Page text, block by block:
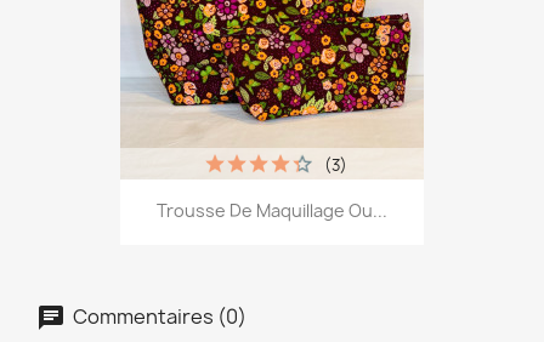
Trousse De Maquillage Ou...
(3)
Commentaires (0)